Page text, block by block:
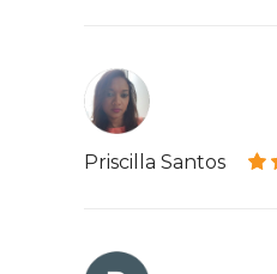
Priscilla Santos